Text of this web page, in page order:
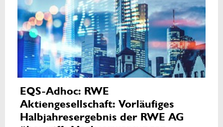
EQS-Adhoc: RWE
Aktiengesellschaft: Vorläufiges
Halbjahresergebnis der RWE AG